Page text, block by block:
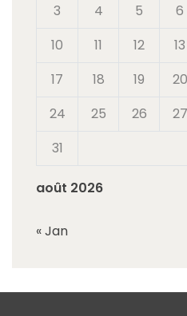
août 2026
3
4 5 6
10
11 12 13
17
18 19 20
24
25 26 27
31
« Jan